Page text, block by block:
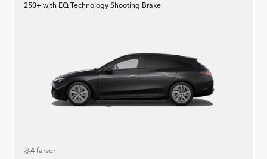
250+ with EQ Technology Shooting Brake
4 farver